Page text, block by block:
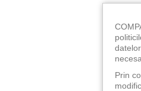
Prin